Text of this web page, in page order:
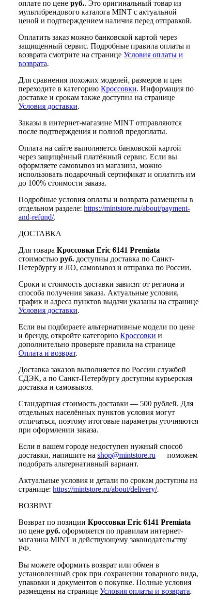
оплате по цене руб.. Это оригинальный товар из
мультибрендового каталога MINT с актуальной
ценой и подтверждением наличия перед отправкой.
Оплатить заказ можно банковской картой через
защищенный сервис. Подробные правила оплаты и
возврата смотрите на странице Условия оплаты и
возврата.
Для сравнения похожих моделей, размеров и цен
переходите в категорию Кроссовки. Информация по
доставке и срокам также доступна на странице
Условия доставки.
Заказы в интернет-магазине MINT отправляются
после подтверждения и полной предоплаты.
Оплата на сайте выполняется банковской картой
через защищённый платёжный сервис. Если вы
оформляете самовывоз из магазина, можно
использовать подарочный сертификат и оплатить им
до 100% стоимости заказа.
Подробные условия оплаты и возврата размещены в
отдельном разделе: https://mintstore.ru/about/payment-
and-refund/.
ДОСТАВКА
Для товара Кроссовки Eric 6141 Premiata
стоимостью руб. доступны доставка по Санкт-
Петербургу и ЛО, самовывоз и отправка по России.
Сроки и стоимость доставки зависят от региона и
способа получения заказа. Актуальные условия,
график и адреса пунктов выдачи указаны на странице
Условия доставки.
Если вы подбираете альтернативные модели по цене
и бренду, откройте категорию Кроссовки и
дополнительно проверьте правила на странице
Оплата и возврат.
Доставка заказов выполняется по России службой
СДЭК, а по Санкт-Петербургу доступны курьерская
доставка и самовывоз.
Стандартная стоимость доставки — 500 рублей. Для
отдельных населённых пунктов условия могут
отличаться, поэтому итоговые параметры уточняются
при оформлении заказа.
Если в вашем городе недоступен нужный способ
доставки, напишите на shop@mintstore.ru — поможем
подобрать альтернативный вариант.
Актуальные условия и детали по срокам доступны на
странице: https://mintstore.ru/about/delivery/.
ВОЗВРАТ
Возврат по позиции Кроссовки Eric 6141 Premiata
по цене руб. оформляется по правилам интернет-
магазина MINT и действующему законодательству
РФ.
Вы можете оформить возврат или обмен в
установленный срок при сохранении товарного вида,
упаковки и документов о покупке. Полные условия
размещены на странице Условия оплаты и возврата.